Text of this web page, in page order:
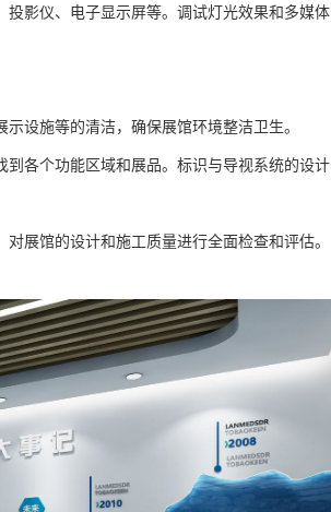
影仪、电子显示屏等。调试灯光效果和多媒体
设施等的清洁，确保展馆环境整洁卫生。
各个功能区域和展品。标识与导视系统的设计
展馆的设计和施工质量进行全面检查和评估。